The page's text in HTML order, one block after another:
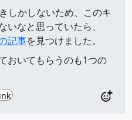
しかしないため、このキ
なと思っていたら、
記事を見つけました。
おいてもらうのも1つの